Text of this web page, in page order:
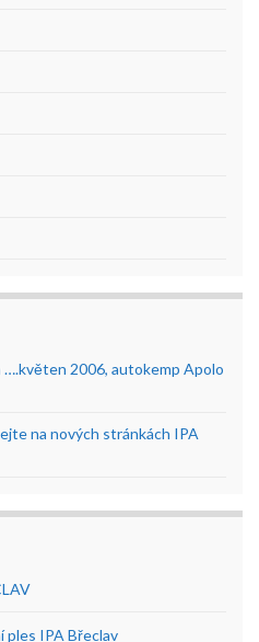
….květen 2006, autokemp Apolo
na nových stránkách IPA
ples IPA Břeclav